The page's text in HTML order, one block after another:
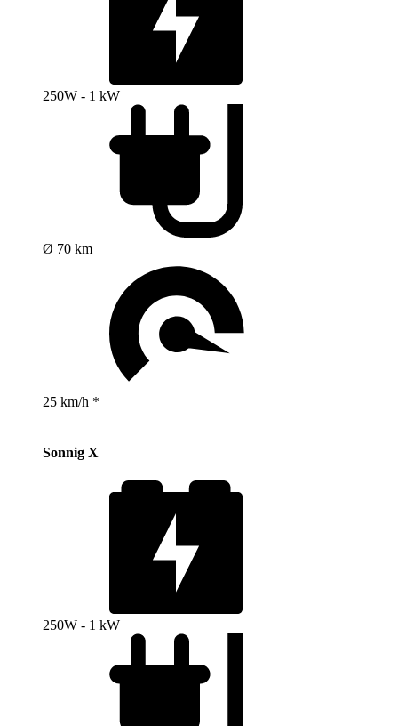
250W - 1 kW
Ø 70 km
25 km/h *
Sonnig X
250W - 1 kW